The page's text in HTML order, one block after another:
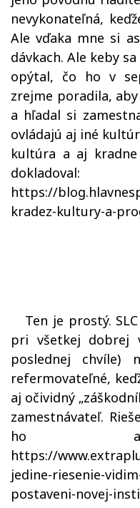
nevykonateľná,
Ale vďaka mne si
dávkach. Ale keby
opýtal, čo ho v
zrejme poradila,
a hľadal si
ovládajú aj iné
kultúra a aj
dokladoval:
https://
kradez-kultury-a-
Ten je prostý.
pri všetkej
poslednej chvíle)
refermovateľné,
aj očividný
zamestnávateľ.
ho aj
https://
jedine-riesenie-
postaveni-novej-